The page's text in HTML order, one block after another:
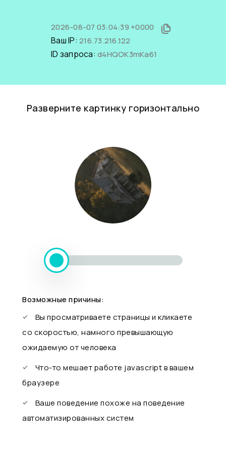
2026-08-07 03:04:39 +0000
Ваш IP: 216.73.216.122
ID запроса: d4HQOK3mKa61
Разверните картинку горизонтально
Возможные причины:
Вы просматриваете страницы и кликаете
со скоростью, намного превышающую
ожидаемую от человека
Что-то мешает работе javascript в вашем
браузере
Ваше поведение похоже на поведение
автоматизированных систем